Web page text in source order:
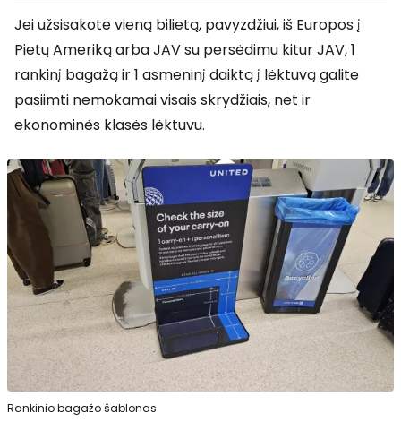
Jei užsisakote vieną bilietą, pavyzdžiui, iš Europos į
Pietų Ameriką arba JAV su persėdimu kitur JAV, 1
rankinį bagažą ir 1 asmeninį daiktą į lėktuvą galite
pasiimti nemokamai visais skrydžiais, net ir
ekonominės klasės lėktuvu.
Rankinio bagažo šablonas